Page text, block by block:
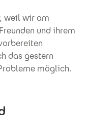
weil wir am
und ihrem
das gestern
möglich.